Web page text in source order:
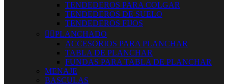
TENDEDEROS PARA COLGAR
TENDEDEROS DE SUELO
TENDEDEROS FIJOS
 PLANCHADO
ACCESORIOS PARA PLANCHAR
TABLA DE PLANCHAR
FUNDAS PARA TABLA DE PLANCHAR
MENAJE
BASCULAS